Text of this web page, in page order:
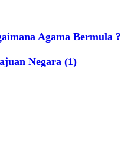
Agama Bermula ?
Negara (1)